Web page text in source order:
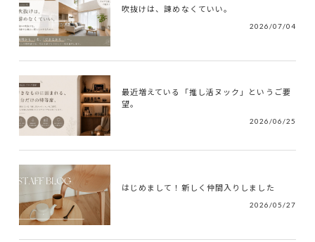
吹抜けは、諫めなくていい。
2026/07/04
最近増えている「推し活ヌック」というご要
望。
2026/06/25
はじめまして！新しく仲間入りしました
2026/05/27